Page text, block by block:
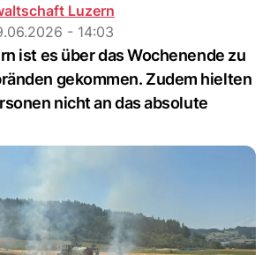
Luzern
- 14:03
ist es über das Wochenende zu
gekommen. Zudem hielten
nicht an das absolute